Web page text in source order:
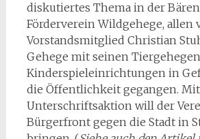
diskutiertes Thema in der
Förderverein Wildgehege, allen
Vorstandsmitglied Christian
Gehege mit seinen
Kinderspieleinrichtungen in
die Öffentlichkeit gegangen.
Unterschriftsaktion will der
Bürgerfront gegen die Stadt in